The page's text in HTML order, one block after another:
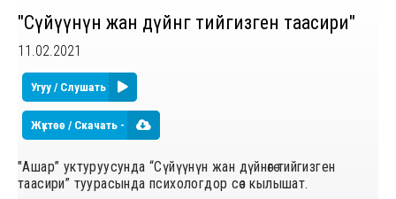
"Сүйүүнүн жан дүйнөгө тийгизген таасири"
11.02.2021
Угуу / Слушать
Жүктөө / Скачать -
"Ашар” уктуруусунда “Сүйүүнүн жан дүйнѳгѳ тийгизген
таасири” туурасында психологдор сѳз кылышат.